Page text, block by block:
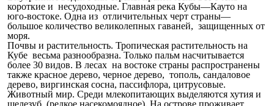
короткие и несудоходные. Главная река Кубы—Кауто на
юго-востоке. Одна из отличительных черт страны—
большое количество великолепных гаваней, защищенных от
моря.
Почвы и растительность. Тропическая растительность на
Кубе весьма разнообразна. Только пальм насчитывается
более 30 видов. В лесах на востоке страны распространены
также красное дерево, черное дерево, тополь, сандаловое
дерево, виргинская сосна, пассифлора, цитрусовые.
Животный мир. Среди млекопитающих выделяются хутия и
щелезуб (редкое насекомоядное). На острове проживает